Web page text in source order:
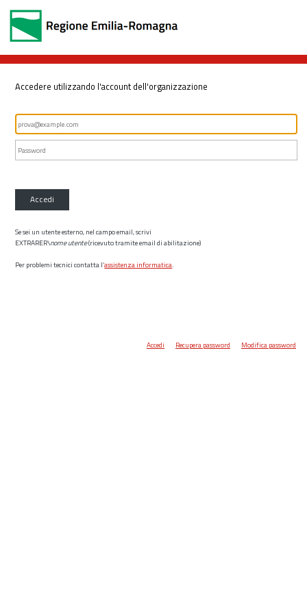
Accedere utilizzando l'account dell'organizzazione
Accedi
Se sei un utente esterno, nel campo email, scrivi
EXTRARER\nome utente(ricevuto tramite email di abilitazione)
Per problemi tecnici contatta l’assistenza informatica.
Accedi Recupera password Modifica password